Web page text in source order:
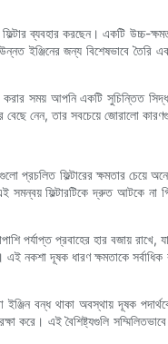
ব্যবহার করছেন। একটি উচ্চ-
ইঞ্জিনের জন্য বিশেষভাবে তৈরি
করার সময় আপনি একটি সুচিন্তিত
বেছে নেন, তার সবচেয়ে জোরালো
ফিল্টারের ক্ষমতার চেয়ে
সমন্বয় ফিল্টারটিকে দ্রুত আটকে
পর্যাপ্ত প্রবাহের হার বজায় রাখে,
দূষক ধারণ ক্ষমতাকে সর্বাধিক
বন্ধ থাকা অবস্থায় দূষক
এই বৈশিষ্ট্যগুলি সম্মিলিতভাবে